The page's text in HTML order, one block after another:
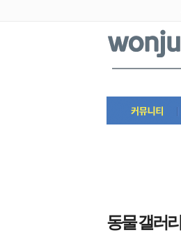
동물 갤러리